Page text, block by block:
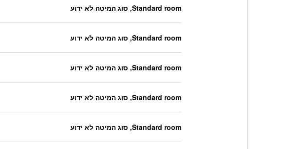
Standard room, סוג המיטה לא ידוע
Standard room, סוג המיטה לא ידוע
Standard room, סוג המיטה לא ידוע
Standard room, סוג המיטה לא ידוע
Standard room, סוג המיטה לא ידוע